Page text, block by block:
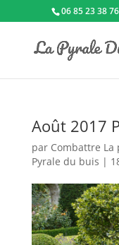
06 85 23 38 76
Août 2017
par Combattre
Pyrale du buis |